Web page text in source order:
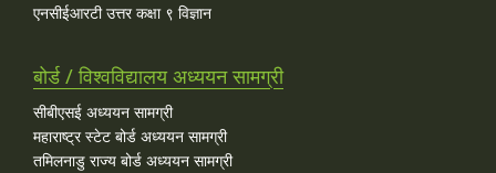
एनसीईआरटी उत्तर कक्षा ९ विज्ञान
बोर्ड / विश्वविद्यालय अध्ययन सामग्री
सीबीएसई अध्ययन सामग्री
महाराष्ट्र स्टेट बोर्ड अध्ययन सामग्री
तमिलनाडु राज्य बोर्ड अध्ययन सामग्री